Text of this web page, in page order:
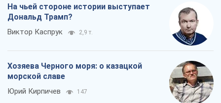
На чьей стороне истории выступает
Дональд Трамп?
Виктор Каспрук 2,9 т.
Хозяева Черного моря: о казацкой
морской славе
Юрий Кирпичев 147